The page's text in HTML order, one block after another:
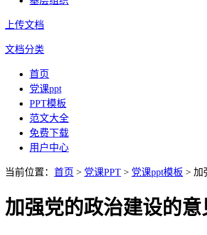
上传文档
文档分类
首页
党课ppt
PPT模板
范文大全
免费下载
用户中心
当前位置： 首页 > 党课PPT > 党课ppt模板 > 加
加强党的政治建设的